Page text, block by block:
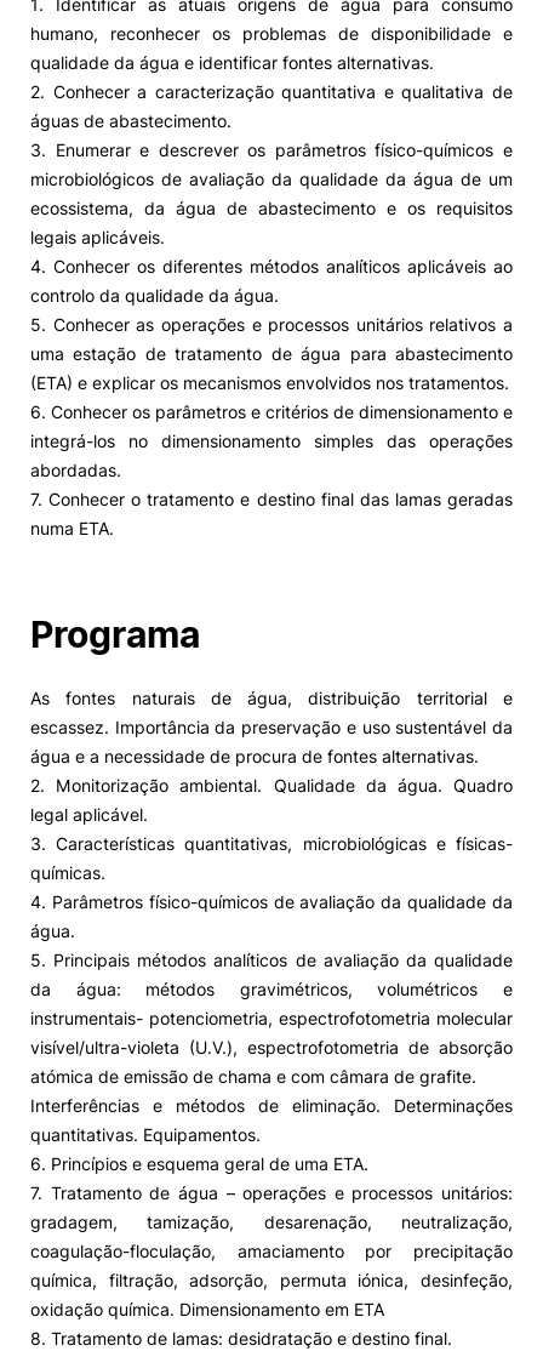
Alumni
Projetos PRR
Magazine
Eventos
Europeia Política de Privacidade e Cookies
Sugestões,
©2026 Instituto Politécnico de
1. Identificar as atuais origens de água para consumo
humano, reconhecer os problemas de disponibilidade e
qualidade da água e identificar fontes alternativas.
2. Conhecer a caracterização quantitativa e qualitativa de
águas de abastecimento.
3. Enumerar e descrever os parâmetros físico-químicos e
microbiológicos de avaliação da qualidade da água de um
ecossistema, da água de abastecimento e os requisitos
legais aplicáveis.
4. Conhecer os diferentes métodos analíticos aplicáveis ao
controlo da qualidade da água.
5. Conhecer as operações e processos unitários relativos a
uma estação de tratamento de água para abastecimento
(ETA) e explicar os mecanismos envolvidos nos tratamentos.
6. Conhecer os parâmetros e critérios de dimensionamento e
integrá-los no dimensionamento simples das operações
abordadas.
7. Conhecer o tratamento e destino final das lamas geradas
numa ETA.
Programa
As fontes naturais de água, distribuição territorial e
escassez. Importância da preservação e uso sustentável da
água e a necessidade de procura de fontes alternativas.
2. Monitorização ambiental. Qualidade da água. Quadro
legal aplicável.
3. Características quantitativas, microbiológicas e físicas-
químicas.
4. Parâmetros físico-químicos de avaliação da qualidade da
água.
5. Principais métodos analíticos de avaliação da qualidade
da água: métodos gravimétricos, volumétricos e
instrumentais- potenciometria, espectrofotometria molecular
visível/ultra-violeta (U.V.), espectrofotometria de absorção
atómica de emissão de chama e com câmara de grafite.
Interferências e métodos de eliminação. Determinações
quantitativas. Equipamentos.
6. Princípios e esquema geral de uma ETA.
7. Tratamento de água – operações e processos unitários:
gradagem, tamização, desarenação, neutralização,
coagulação-floculação, amaciamento por precipitação
química, filtração, adsorção, permuta iónica, desinfeção,
oxidação química. Dimensionamento em ETA
8. Tratamento de lamas: desidratação e destino final.